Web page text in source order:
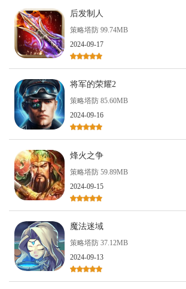
后发制人
策略塔防 99.74MB
2024-09-17
将军的荣耀2
策略塔防 85.60MB
2024-09-16
烽火之争
策略塔防 59.89MB
2024-09-15
魔法迷域
策略塔防 37.12MB
2024-09-13